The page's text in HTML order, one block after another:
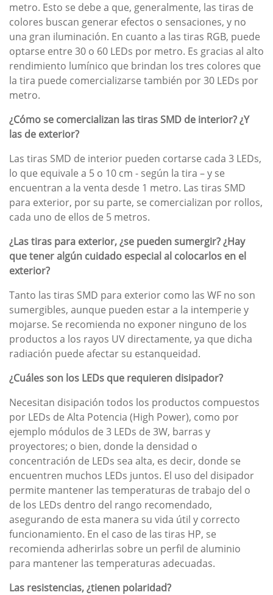
metro. Esto se debe a que, generalmente, las tiras de
colores buscan generar efectos o sensaciones, y no
una gran iluminación. En cuanto a las tiras RGB, puede
optarse entre 30 o 60 LEDs por metro. Es gracias al alto
rendimiento lumínico que brindan los tres colores que
la tira puede comercializarse también por 30 LEDs por
metro.
¿Cómo se comercializan las tiras SMD de interior? ¿Y
las de exterior?
Las tiras SMD de interior pueden cortarse cada 3 LEDs,
lo que equivale a 5 o 10 cm - según la tira – y se
encuentran a la venta desde 1 metro. Las tiras SMD
para exterior, por su parte, se comercializan por rollos,
cada uno de ellos de 5 metros.
¿Las tiras para exterior, ¿se pueden sumergir? ¿Hay
que tener algún cuidado especial al colocarlos en el
exterior?
Tanto las tiras SMD para exterior como las WF no son
sumergibles, aunque pueden estar a la intemperie y
mojarse. Se recomienda no exponer ninguno de los
productos a los rayos UV directamente, ya que dicha
radiación puede afectar su estanqueidad.
¿Cuáles son los LEDs que requieren disipador?
Necesitan disipación todos los productos compuestos
por LEDs de Alta Potencia (High Power), como por
ejemplo módulos de 3 LEDs de 3W, barras y
proyectores; o bien, donde la densidad o
concentración de LEDs sea alta, es decir, donde se
encuentren muchos LEDs juntos. El uso del disipador
permite mantener las temperaturas de trabajo del o
de los LEDs dentro del rango recomendado,
asegurando de esta manera su vida útil y correcto
funcionamiento. En el caso de las tiras HP, se
recomienda adherirlas sobre un perfil de aluminio
para mantener las temperaturas adecuadas.
Las resistencias, ¿tienen polaridad?